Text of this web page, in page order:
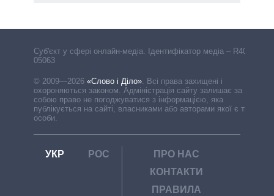
Cуб'єкт у сфері онлайн-медіа. Ідентифікатор медіа – R40-
05063
© 2009—2026 «Слово і Діло»
Всі права захищені і
охороняються законом. Адміністрація сайту залишає за
собою право не погоджуватися з інформацією, яка
публікується на сайті, власниками або авторами якої є треті
особи.
УКР РОС
ПРО НАС
КОНТАКТИ
ПРАВИЛА